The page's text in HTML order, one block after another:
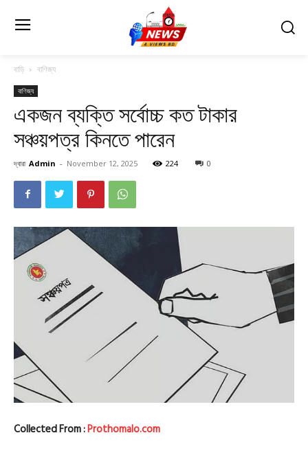
বাড়ি বাণিজ্য
বাণিজ্য
একজন ব্যক্তি সর্বোচ্চ কত টাকার
সঞ্চয়পত্র কিনতে পারেন
দ্বারা Admin - November 12, 2025 224 0
Collected From :Prothomalo.com